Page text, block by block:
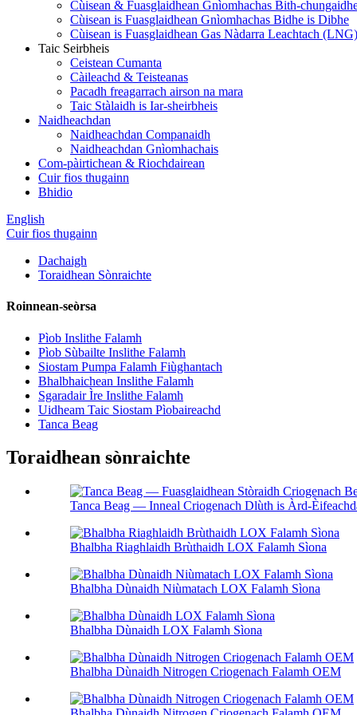
Cùisean & Fuasglaidhean Gnìomhachas Bith-
Cùisean is Fuasglaidhean Gnìomhachas Bidhe is Dibhe
Cùisean is Fuasglaidhean Gas Nàdarra Leachtach (LNG)
Taic Seirbheis
Ceistean Cumanta
Càileachd & Teisteanas
Pacadh freagarrach airson na mara
Taic Stàlaidh is Iar-sheirbheis
Naidheachdan
Naidheachdan Companaidh
Naidheachdan Gnìomhachais
Com-pàirtichean & Riochdairean
Cuir fios thugainn
Bhidio
English
Cuir fios thugainn
Dachaigh
Toraidhean Sònraichte
Roinnean-seòrsa
Pìob Inslithe Falamh
Pìob Sùbailte Inslithe Falamh
Siostam Pumpa Falamh Fiùghantach
Bhalbhaichean Inslithe Falamh
Sgaradair Ìre Inslithe Falamh
Uidheam Taic Siostam Pìobaireachd
Tanca Beag
Toraidhean sònraichte
Tanca Beag — Inneal Criogenach Dlùth is Àrd-
Bhalbha Riaghlaidh Brùthaidh LOX Falamh Sìona
Bhalbha Dùnaidh Niùmatach LOX Falamh Sìona
Bhalbha Dùnaidh LOX Falamh Sìona
Bhalbha Dùnaidh Nitrogen Criogenach Falamh OEM